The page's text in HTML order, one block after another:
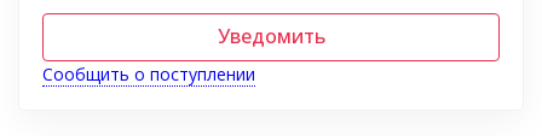
Уведомить
Сообщить о поступлении